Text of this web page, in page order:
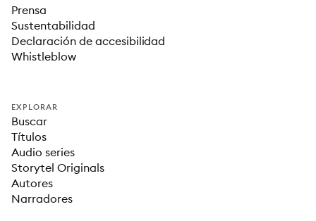
Prensa
Sustentabilidad
Declaración de accesibilidad
Whistleblow
EXPLORAR
Buscar
Títulos
Audio series
Storytel Originals
Autores
Narradores